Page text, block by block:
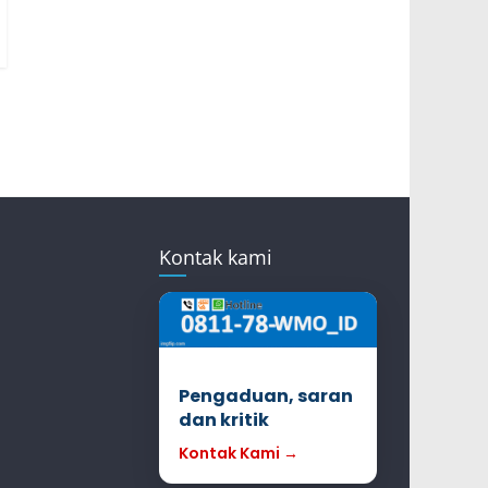
Kontak kami
Pengaduan, saran
dan kritik
Kontak Kami →